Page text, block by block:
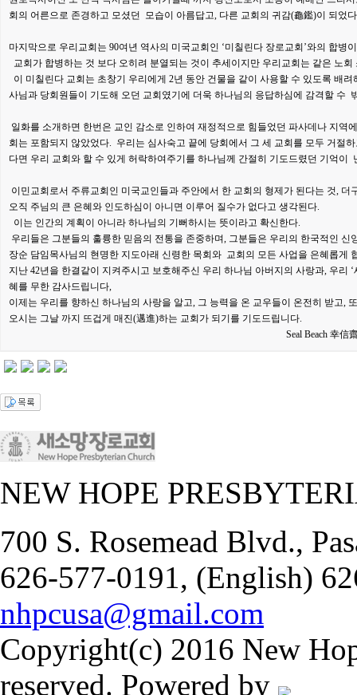
회의 어른으로 존경하고 모셨던 모습이 아름답고, 다른 교회의 귀감(龜鑑)이 되었
마지막으로 우리교회는 90여년 역사의 미국교회인 ‘미칠린다 장로교회’와의 합병
교회가 합병하는 것 보다 오히려 분열되는 것이 추세이지만 우리교회는 같은 노
이 미칠린다 교회는 초창기 우리에게 2년 동안 건물을 같이 사용할 수 있도록 배
사님과 당회원들이 기도해 오던 교회였기에 더욱 하나님의 응답하심에 감격할 수
일화를 소개하면 한번은 교인 감소로 인하여 재정적으로 힘들었던 파사데나 지
회는 포함되지 않았었다. 우리는 심사숙고 끝에 당회에서 그 세 교회를 모두 거절
다면 우리 교회와 할 수 있게 허락하여주기를 하나님께 간절히 기도드렸던 기억이
이민교회로서 주류교회인 미국교인들과 주안에서 한 교회의 형제가 된다는 것,
오직 주님의 큰 은혜와 인도하심이 아니면 이루어 질수가 없다고 생각된다.
이는 인간의 계획이 아니라 하나님의 기뻐하시는 뜻이라고 확신한다.
우리들은 그분들의 훌륭한 믿음의 전통을 존중하며, 그분들은 우리의 한국적인
장순 담임목사님의 현명한 지도아래 신령한 목회와 교회의 모든 사업을 은혜롭
지난 42년을 한결같이 지켜주시고 보호해주신 우리 하나님 아버지의 사랑과, 우리
혜를 무한 감사드립니다,
이제는 우리를 향하신 하나님의 사랑을 알고, 그 능력을 온 교우들이 온전히 받고,
오시는 그날 까지 뜨겁게 매진(邁進)하는 교회가 되기를 기도드립니다.
Seal Beach 幸信齋에서 은퇴 장
NEW HOPE
700 S. Rosemead Blvd.,
626-577-0191, (English)
nhpcusa@gmail.com
Copyright(c) 2016 New
reserved. Powered by